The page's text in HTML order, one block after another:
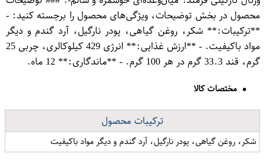
محصول در بخش توضیحات، ویژگی‌های محصول را برجسته کنید: -
**ترکیبات:** شکر، روغن گیاهی، پودر نارگیل، آرد گندم و دیگر
مواد باکیفیت. - **ارزش غذایی:** انرژی 429 کیلوکالری، چربی 25
گرم، قند 33.3 گرم در هر 100 گرم. - **ماندگاری:** 12 ماه.
مختصات کالا
ترکیبات محصول
شکر، روغن گیاهی، پودر نارگیل، آرد گندم و دیگر مواد باکیفیت